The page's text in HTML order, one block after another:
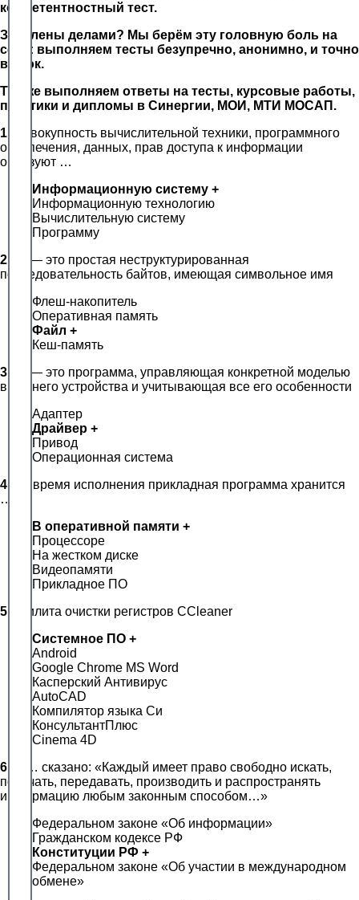
компетентностный тест.
Завалены делами? Мы берём эту головную боль на
себя: выполняем тесты безупречно, анонимно, и точно
в срок.
Так же выполняем ответы на тесты, курсовые работы,
практики и дипломы в Синергии, МОИ, МТИ МОСАП.
1.
Совокупность вычислительной техники, программного
обеспечения, данных, прав доступа к информации
образуют …
Информационную систему +
Информационную технологию
Вычислительную систему
Программу
2.
… — это простая неструктурированная
последовательность байтов, имеющая символьное имя
Флеш-накопитель
Оперативная память
Файл +
Кеш-память
3.
… — это программа, управляющая конкретной моделью
внешнего устройства и учитывающая все его особенности
Адаптер
Драйвер +
Привод
Операционная система
4.
Во время исполнения прикладная программа хранится
…
В оперативной памяти +
Процессоре
На жестком диске
Видеопамяти
Прикладное ПО
5.
Утилита очистки регистров CCleaner
Системное ПО +
Android
Google Chrome MS Word
Касперский Антивирус
AutoCAD
Компилятор языка Си
КонсультантПлюс
Cinema 4D
6.
В … сказано: «Каждый имеет право свободно искать,
получать, передавать, производить и распространять
информацию любым законным способом…»
Федеральном законе «Об информации»
Гражданском кодексе РФ
Конституции РФ +
Федеральном законе «Об участии в международном
обмене»